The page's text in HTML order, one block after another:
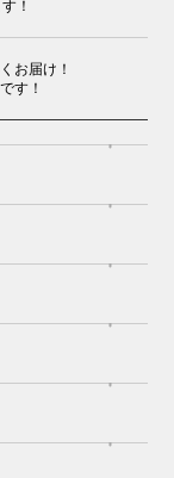
！
お届け！
す！